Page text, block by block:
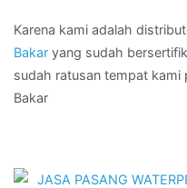
Karena kami adalah
Bakar yang sudah
sudah ratusan tempat kami
Bakar